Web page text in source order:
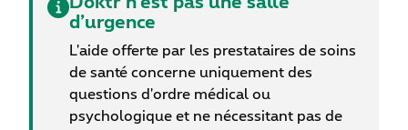
d’urgence
L'aide offerte par les prestataires de soins
de santé concerne uniquement des
questions d'ordre médical ou
psychologique et ne nécessitant pas de